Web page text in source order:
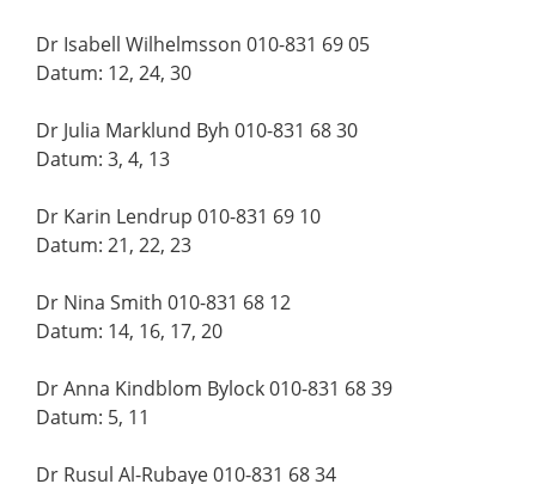
Dr Isabell Wilhelmsson 010-831 69 05
Datum: 12, 24, 30
Dr Julia Marklund Byh 010-831 68 30
Datum: 3, 4, 13
Dr Karin Lendrup 010-831 69 10
Datum: 21, 22, 23
Dr Nina Smith 010-831 68 12
Datum: 14, 16, 17, 20
Dr Anna Kindblom Bylock 010-831 68 39
Datum: 5, 11
Dr Rusul Al-Rubaye 010-831 68 34